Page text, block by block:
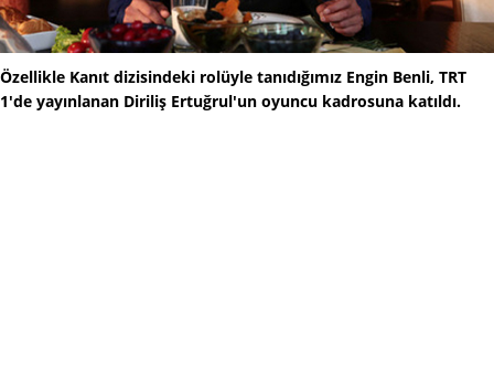
Özellikle Kanıt dizisindeki rolüyle tanıdığımız Engin Benli, TRT
1'de yayınlanan Diriliş Ertuğrul'un oyuncu kadrosuna katıldı.